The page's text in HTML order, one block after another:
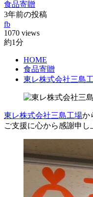
食品寄贈
3年前の投稿
fb
1070 views
約1分
HOME
食品寄贈
東レ株式会社三島
東レ株式会社三島工場か
ご支援に心から感謝申し